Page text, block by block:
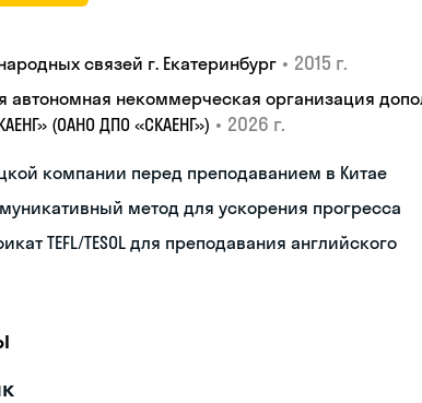
связей г. Екатеринбург • 2015 г.
автономная некоммерческая организация
(ОАНО ДПО «СКАЕНГ») • 2026 г.
компании перед преподаванием в Китае
метод для ускорения прогресса
TEFL/TESOL для преподавания английского